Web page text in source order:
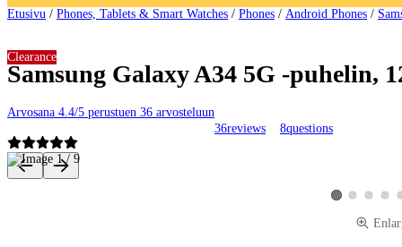
Etusivu / Phones, Tablets & Smart Watches / Phones / Android Phones /
Samsung Galaxy A34 5G -puhelin,
Arvosana 4.4/5 perustuen 36 arvosteluun
36reviews 8questions
Clearance
Product images and videos
View product
View product
View View